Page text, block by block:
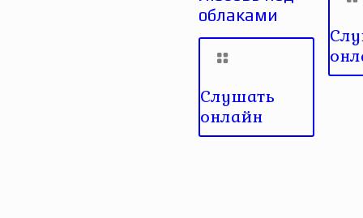
облаками
Слушать
онлайн